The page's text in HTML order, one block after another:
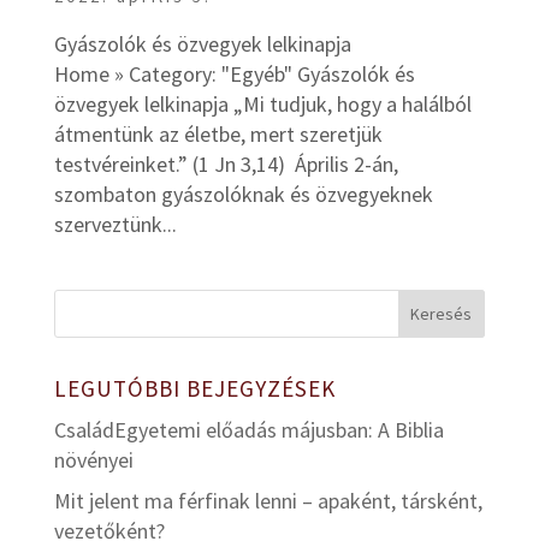
Gyászolók és özvegyek lelkinapja
Home » Category: "Egyéb" Gyászolók és
özvegyek lelkinapja „Mi tudjuk, hogy a halálból
átmentünk az életbe, mert szeretjük
testvéreinket.” (1 Jn 3,14) Április 2-án,
szombaton gyászolóknak és özvegyeknek
szerveztünk...
LEGUTÓBBI BEJEGYZÉSEK
CsaládEgyetemi előadás májusban: A Biblia
növényei
Mit jelent ma férfinak lenni – apaként, társként,
vezetőként?